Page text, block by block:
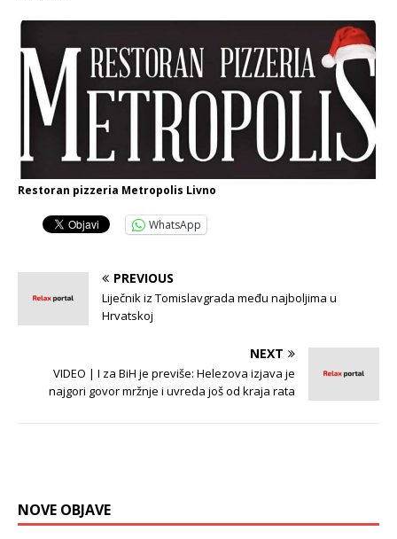
Restoran pizzeria Metropolis Livno
WhatsApp
PREVIOUS
Liječnik iz Tomislavgrada među najboljima u
Hrvatskoj
NEXT
VIDEO | I za BiH je previše: Helezova izjava je
najgori govor mržnje i uvreda još od kraja rata
NOVE OBJAVE